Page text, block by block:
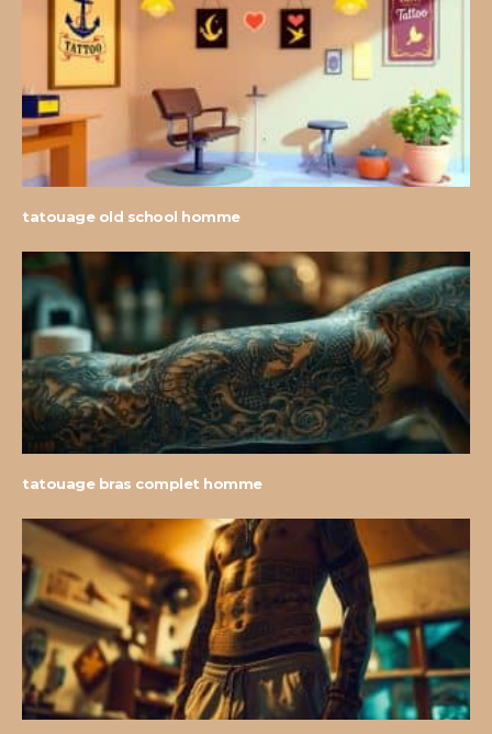
tatouage old school homme
tatouage bras complet homme